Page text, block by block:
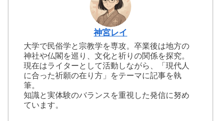
神宮レイ
大学で民俗学と宗教学を専攻。卒業後は地方の
神社や仏閣を巡り、文化と祈りの関係を探究。
現在はライターとして活動しながら、「現代人
に合った祈願の在り方」をテーマに記事を執
筆。
知識と実体験のバランスを重視した発信に努め
ています。